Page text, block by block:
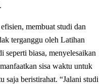
membuat studi dan
terganggu oleh Latihan
seperti biasa, menyelesaikan
sisa waktu untuk
saja beristirahat. “Jalani studi